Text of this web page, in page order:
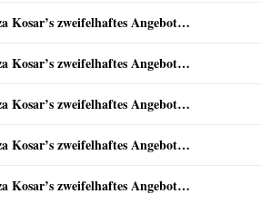
Kosar’s zweifelhaftes Angebot…
Kosar’s zweifelhaftes Angebot…
Kosar’s zweifelhaftes Angebot…
Kosar’s zweifelhaftes Angebot…
Kosar’s zweifelhaftes Angebot…